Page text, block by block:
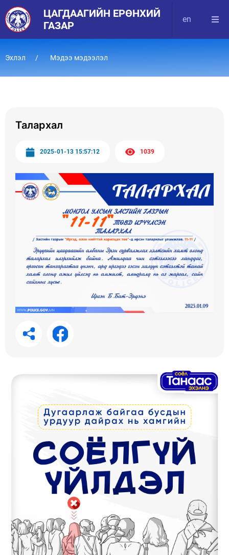
ЦАГДААГИЙН ЕРӨНХИЙ
ГАЗАР
en
Эхлэл Мэдээ мэдээлэл
Талархал
2025-01-13 15:57:12 1039